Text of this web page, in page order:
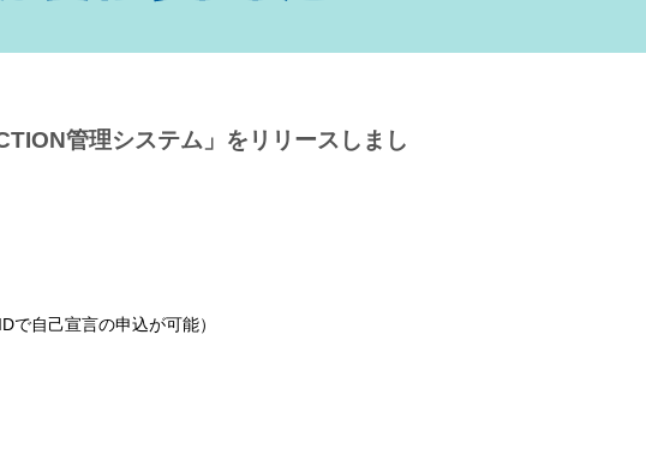
管理システム」をリリースしまし
自己宣言の申込が可能）